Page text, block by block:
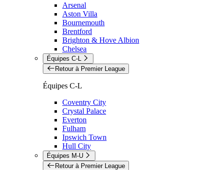
Arsenal
Aston Villa
Bournemouth
Brentford
Brighton & Hove Albion
Chelsea
Équipes C-L
Retour à Premier League
Équipes C-L
Coventry City
Crystal Palace
Everton
Fulham
Ipswich Town
Hull City
Équipes M-U
Retour à Premier League